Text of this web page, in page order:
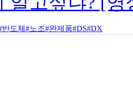
반도체 #노조#완제품#DS#DX